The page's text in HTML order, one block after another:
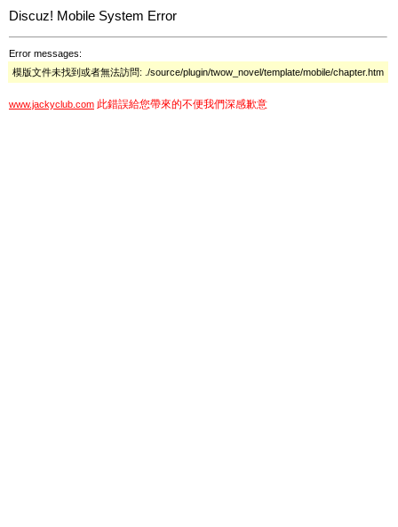
Discuz! Mobile System Error
Error messages:
模版文件未找到或者無法訪問: ./source/plugin/twow_novel/template/mobile/chapter.htm
www.jackyclub.com 此錯誤給您帶來的不便我們深感歉意